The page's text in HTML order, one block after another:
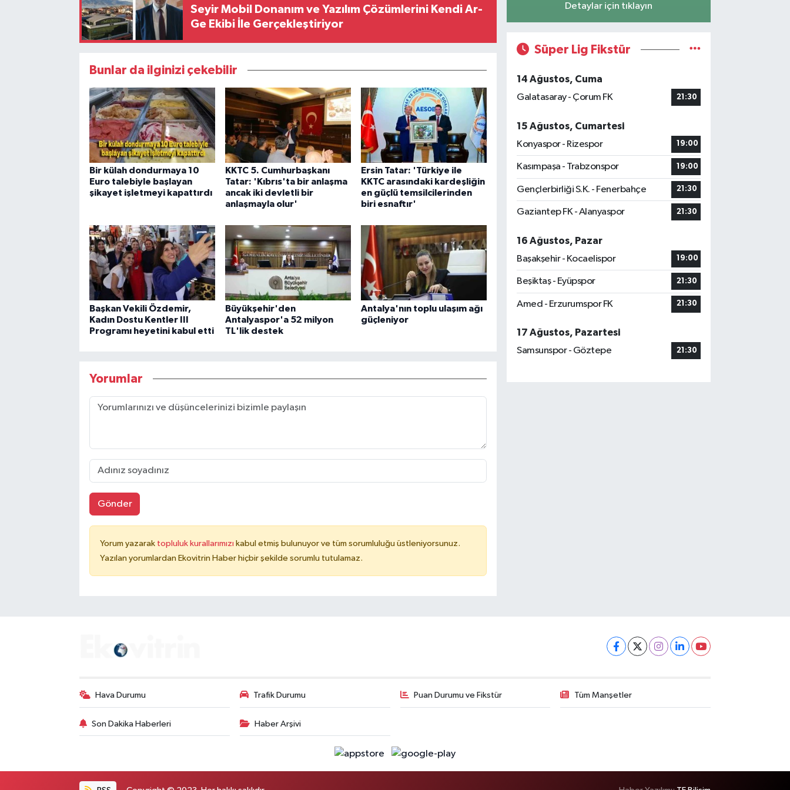
Seyir Mobil Donanım ve Yazılım Çözümlerini Kendi Ar-
Ge Ekibi İle Gerçekleştiriyor
Bunlar da ilginizi çekebilir
Bir külah dondurmaya 10
Euro talebiyle başlayan
şikayet işletmeyi kapattırdı
KKTC 5. Cumhurbaşkanı
Tatar: 'Kıbrıs'ta bir anlaşma
ancak iki devletli bir
anlaşmayla olur'
Ersin Tatar: 'Türkiye ile
KKTC arasındaki kardeşliğin
en güçlü temsilcilerinden
biri esnaftır'
Başkan Vekili Özdemir,
Kadın Dostu Kentler III
Programı heyetini kabul etti
Büyükşehir'den
Antalyaspor'a 52 milyon
TL'lik destek
Antalya'nın toplu ulaşım ağı
güçleniyor
Yorumlar
Gönder
Yorum yazarak topluluk kurallarımızı kabul etmiş bulunuyor ve tüm sorumluluğu üstleniyorsunuz.
Yazılan yorumlardan Ekovitrin Haber hiçbir şekilde sorumlu tutulamaz.
Detaylar için tıklayın
Süper Lig Fikstür
14 Ağustos, Cuma
Galatasaray - Çorum FK
21:30
15 Ağustos, Cumartesi
Konyaspor - Rizespor
19:00
Kasımpaşa - Trabzonspor 19:00
Gençlerbirliği S.K. - Fenerbahçe 21:30
Gaziantep FK - Alanyaspor 21:30
16 Ağustos, Pazar
Başakşehir - Kocaelispor
19:00
Beşiktaş - Eyüpspor 21:30
Amed - Erzurumspor FK 21:30
17 Ağustos, Pazartesi
Samsunspor - Göztepe
21:30
Hava Durumu Trafik Durumu Puan Durumu ve Fikstür Tüm Manşetler
Son Dakika Haberleri Haber Arşivi